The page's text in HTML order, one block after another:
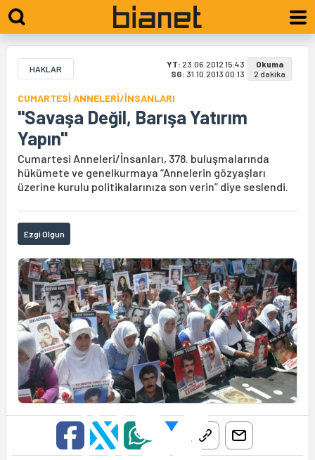
HAKLAR YT: 23.06.2012 15:43
SG: 31.10.2013 00:13
Okuma
2 dakika
CUMARTESİ ANNELERİ/İNSANLARI
"Savaşa Değil, Barışa Yatırım
Yapın"
Cumartesi Anneleri/İnsanları, 378. buluşmalarında
hükümete ve genelkurmaya “Annelerin gözyaşları
üzerine kurulu politikalarınıza son verin” diye seslendi.
Ezgi Olgun